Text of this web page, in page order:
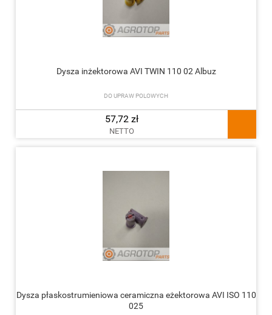
Dysza inżektorowa AVI TWIN 110 02 Albuz
DO UPRAW POLOWYCH
57,72 zł
NETTO
Dysza płaskostrumieniowa ceramiczna eżektorowa AVI ISO 110
025